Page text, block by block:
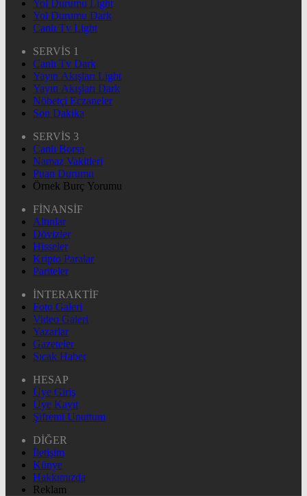
Yol Durumu Light
Yol Durumu Dark
Canlı Tv Light
SERVİS 1
Canlı Tv Dark
Yayın Akışları Light
Yayın Akışları Dark
Nöbetçi Eczaneler
Son Dakika
SERVİS 3
Canlı Borsa
Namaz Vakitleri
Puan Durumu
Örnek Burç Yorumu
FİNANSİF
Altınlar
Dövizler
Hisseler
Kripto Paralar
Pariteler
İNTERAKTİF
Foto Galeri
Video Galeri
Yazarlar
Gazeteler
Sıcak Haber
HESAP
Üye Giriş
Üye Kayıt
Şifremi Unuttum
DİĞER
İletişim
Künye
Hakkımızda
Reklam